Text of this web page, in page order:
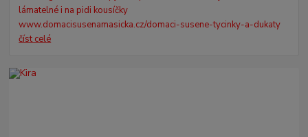
lámatelné i na pidi kousíčky
www.domacisusenamasicka.cz/domaci-susene-tycinky-a-dukaty
číst celé